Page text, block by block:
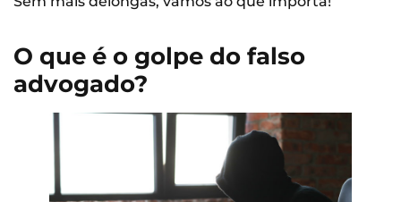
O que é o golpe do falso
advogado?